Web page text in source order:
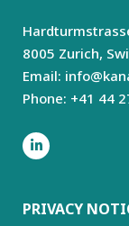
8005 Zurich,
Email:
Phone: +41 44
PRIVACY